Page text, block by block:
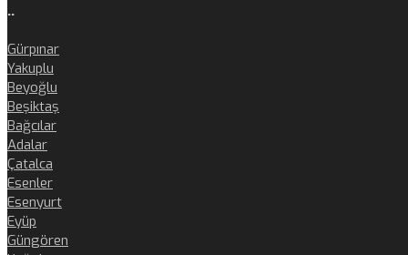
..
Gürpınar
Yakuplu
Beyoğlu
Beşiktaş
Bağcılar
Adalar
Çatalca
Esenler
Esenyurt
Eyüp
Güngören